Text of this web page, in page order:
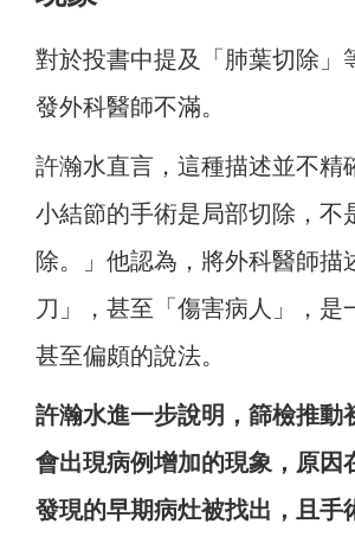
對於投書中提及「肺葉切除」
發外科醫師不滿。
許瀚水直言，這種描述並不精
小結節的手術是局部切除，不
除。」他認為，將外科醫師描
刀」，甚至「傷害病人」，是
甚至偏頗的說法。
許瀚水進一步說明，篩檢推動
會出現病例增加的現象，原因
發現的早期病灶被找出，且手